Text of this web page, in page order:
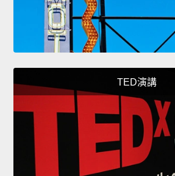
TED演講